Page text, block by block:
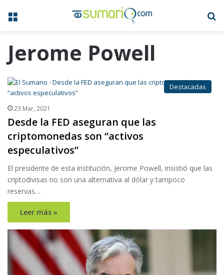
Menú
Jerome Powell
Destacadas
23 Mar, 2021
Desde la FED aseguran que las
criptomonedas son “activos
especulativos”
El presidente de esta institución, Jerome Powell, insistió que las
criptodivisas no son una alternativa al dólar y tampoco
reservas…
Leer más »